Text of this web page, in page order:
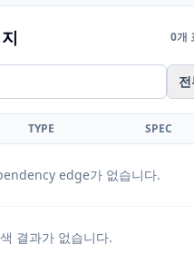
0개
TYPE SPEC
edge가 없습니다.
결과가 없습니다.